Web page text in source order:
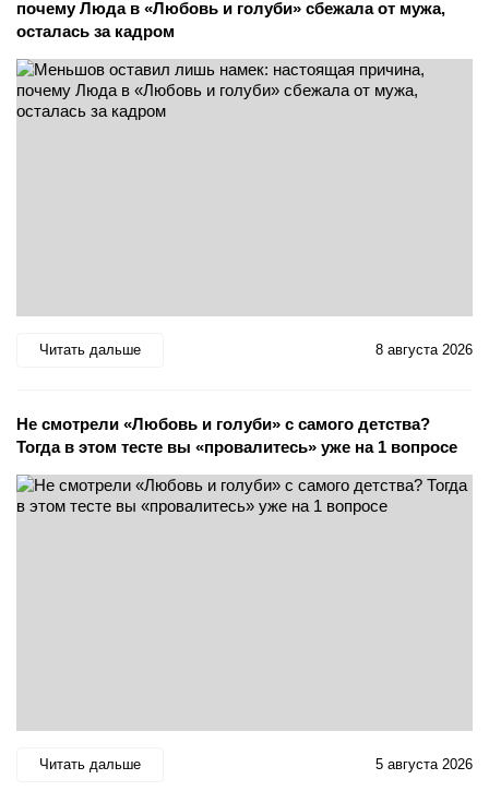
почему Люда в «Любовь и голуби» сбежала от мужа,
осталась за кадром
Читать дальше 8 августа 2026
Не смотрели «Любовь и голуби» с самого детства?
Тогда в этом тесте вы «провалитесь» уже на 1 вопросе
Читать дальше 5 августа 2026